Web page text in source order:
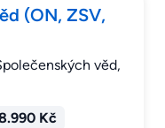
(ON, ZSV,
věd,
Kč